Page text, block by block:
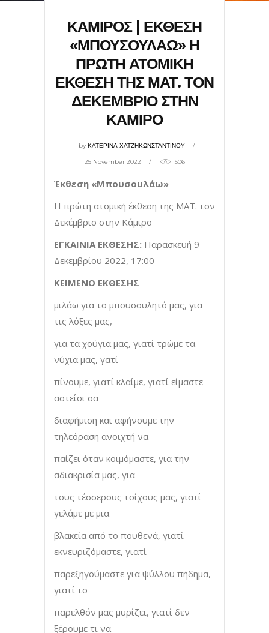
ΚΑΜΙΡΟΣ | ΕΚΘΕΣΗ
«ΜΠΟΥΣΟΥΛΑΩ» Η
ΠΡΩΤΗ ΑΤΟΜΙΚΗ
ΕΚΘΕΣΗ ΤΗΣ ΜΑΤ. ΤΟΝ
ΔΕΚΕΜΒΡΙΟ ΣΤΗΝ
ΚΑΜΙΡΟ
byΚΑΤΕΡΙΝΑ ΧΑΤΖΗΚΩΝΣΤΑΝΤΙΝΟΥ
25 November 2022 506
Έκθεση «Μπουσουλάω»
Η πρώτη ατομική έκθεση της ΜΑΤ. τον
Δεκέμβριο στην Κάμιρο
ΕΓΚΑΙΝΙΑ ΕΚΘΕΣΗΣ: Παρασκευή 9
Δεκεμβρίου 2022, 17:00
ΚΕΙΜΕΝΟ ΕΚΘΕΣΗΣ
μιλάω για το μπουσουλητό μας, για
τις λόξες μας,
για τα χούγια μας, γιατί τρώμε τα
νύχια μας, γατί
πίνουμε, γιατί κλαίμε, γιατί είμαστε
αστείοι σα
διαφήμιση και αφήνουμε την
τηλεόραση ανοιχτή να
παίζει όταν κοιμόμαστε, για την
αδιακρισία μας, για
τους τέσσερους τοίχους μας, γιατί
γελάμε με μια
βλακεία από το πουθενά, γιατί
εκνευριζόμαστε, γιατί
παρεξηγούμαστε για ψύλλου πήδημα,
γιατί το
παρελθόν μας μυρίζει, γιατί δεν
ξέρουμε τι να